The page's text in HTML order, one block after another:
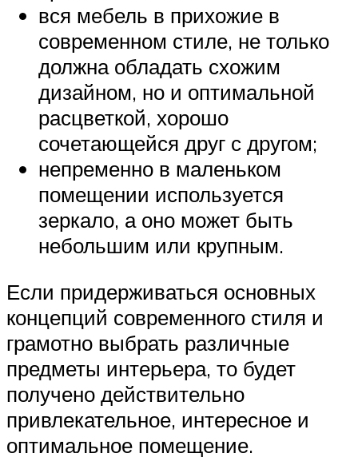
вся мебель в прихожие в
современном стиле, не только
должна обладать схожим
дизайном, но и оптимальной
расцветкой, хорошо
сочетающейся друг с другом;
непременно в маленьком
помещении используется
зеркало, а оно может быть
небольшим или крупным.
Если придерживаться основных
концепций современного стиля и
грамотно выбрать различные
предметы интерьера, то будет
получено действительно
привлекательное, интересное и
оптимальное помещение.